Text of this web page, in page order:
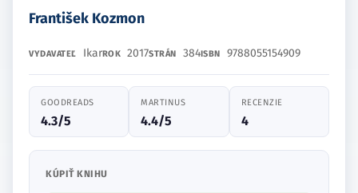
František Kozmon
VYDAVATEĽ IkarROK 2017STRÁN 384ISBN 9788055154909
GOODREADS
4.3/5
MARTINUS
4.4/5
RECENZIE
4
KÚPIŤ KNIHU